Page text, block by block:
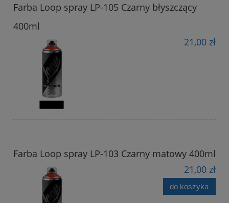
Farba Loop spray LP-105 Czarny błyszczący
400ml
21,00 zł
Farba Loop spray LP-103 Czarny matowy 400ml
21,00 zł
do koszyka